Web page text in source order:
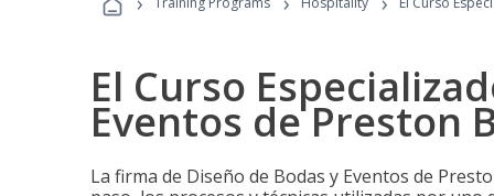
El Curso
Eventos de Preston
La firma de Diseño de Bodas y Eventos de